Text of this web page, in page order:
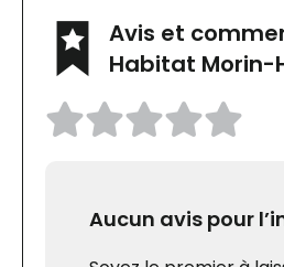
Avis et
Habitat Morin-
Aucun avis pour